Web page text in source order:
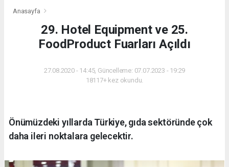
Anasayfa
29. Hotel Equipment ve 25.
FoodProduct Fuarları Açıldı
27.08.2020 - 14:45, Güncelleme: 07.07.2023 - 19:29
18117+ kez okundu.
Önümüzdeki yıllarda Türkiye, gıda sektöründe çok
daha ileri noktalara gelecektir.